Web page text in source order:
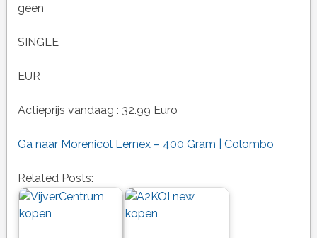
geen
SINGLE
EUR
Actieprijs vandaag : 32.99 Euro
Ga naar Morenicol Lernex – 400 Gram | Colombo
Related Posts: